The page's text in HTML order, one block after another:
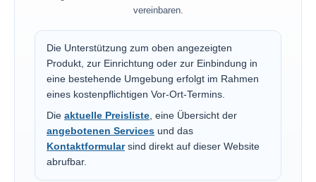
vereinbaren.
Die Unterstützung zum oben angezeigten
Produkt, zur Einrichtung oder zur Einbindung in
eine bestehende Umgebung erfolgt im Rahmen
eines kostenpflichtigen Vor-Ort-Termins.
Die aktuelle Preisliste, eine Übersicht der
angebotenen Services und das
Kontaktformularsind direkt auf dieser Website
abrufbar.